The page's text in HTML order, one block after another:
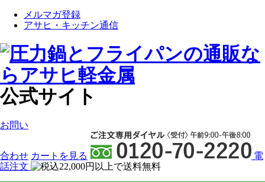
メルマガ登録
アサヒ・キッチン通信
公式サイト
お問い
合わせ カート を見る
電
話注文